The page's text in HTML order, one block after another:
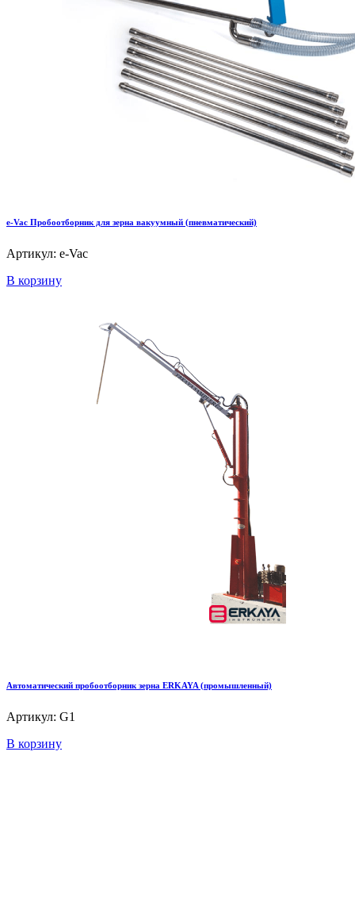
e-Vac Пробоотборник для зерна вакуумный (пневматический)
Артикул: e-Vac
В корзину
Автоматический пробоотборник зерна ERKAYA (промышленный)
Артикул: G1
В корзину